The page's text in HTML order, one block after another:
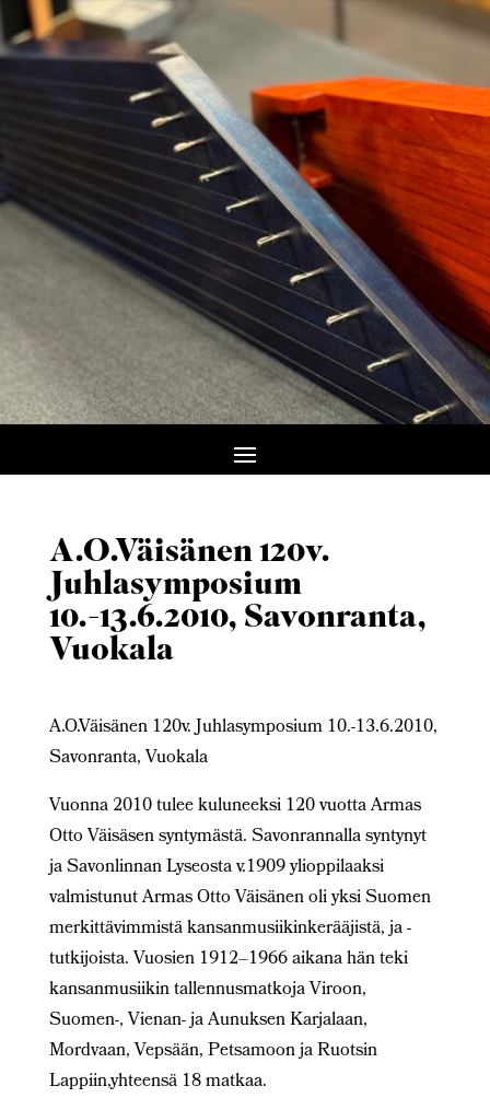
A.O.Väisänen 120v.
Juhlasymposium
10.-13.6.2010, Savonranta,
Vuokala
A.O.Väisänen 120v. Juhlasymposium 10.-13.6.2010,
Savonranta, Vuokala
Vuonna 2010 tulee kuluneeksi 120 vuotta Armas
Otto Väisäsen syntymästä. Savonrannalla syntynyt
ja Savonlinnan Lyseosta v.1909 ylioppilaaksi
valmistunut Armas Otto Väisänen oli yksi Suomen
merkittävimmistä kansanmusiikinkerääjistä, ja -
tutkijoista. Vuosien 1912–1966 aikana hän teki
kansanmusiikin tallennusmatkoja Viroon,
Suomen-, Vienan- ja Aunuksen Karjalaan,
Mordvaan, Vepsään, Petsamoon ja Ruotsin
Lappiin,yhteensä 18 matkaa.